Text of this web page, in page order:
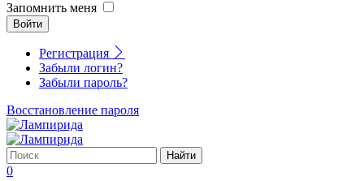
Запомнить меня
Войти
Регистрация
Забыли логин?
Забыли пароль?
Восстановление пароля
0